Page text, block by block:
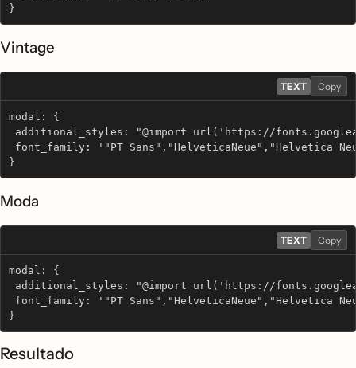
}
Vintage
TEXT Copy
modal: {
additional_styles: "@import url('https://
font_family: '"PT Sans","HelveticaNeue","Helvetica
}
Moda
TEXT Copy
modal: {
additional_styles: "@import url('https://
font_family: '"PT Sans","HelveticaNeue","Helvetica
}
Resultado